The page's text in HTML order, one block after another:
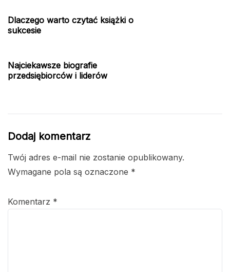
Dlaczego warto czytać książki o
sukcesie
Najciekawsze biografie
przedsiębiorców i liderów
Dodaj komentarz
Twój adres e-mail nie zostanie opublikowany.
Wymagane pola są oznaczone *
Komentarz *